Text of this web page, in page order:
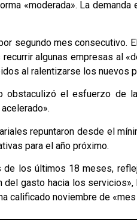
«moderada». La
segundo mes consecutivo.
algunas empresas al
al ralentizarse los nuevos
obstaculizó el esfuerzo de
repuntaron desde el
para el año próximo.
los últimos 18 meses,
del gasto hacia los
calificado noviembre de